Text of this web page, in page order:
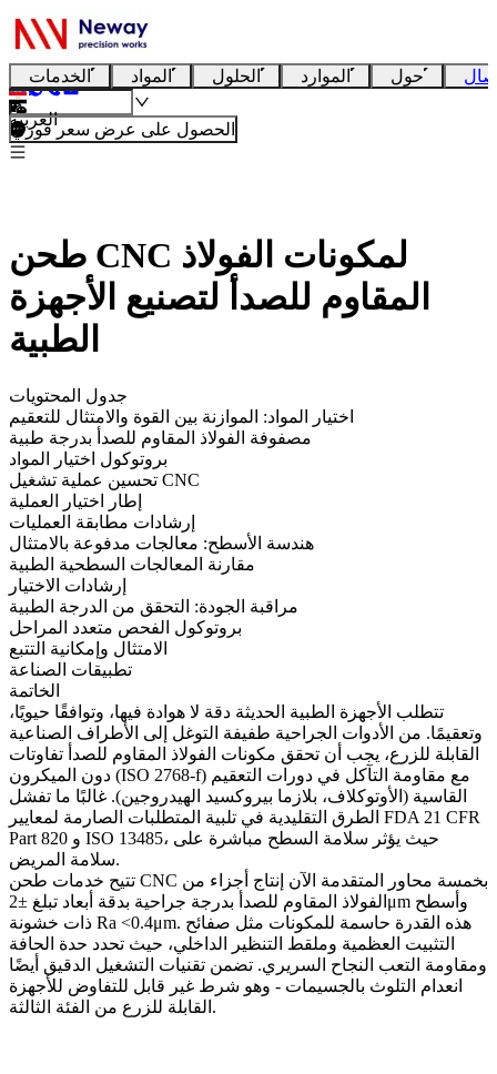
الخدمات المواد الحلول الموارد حول
العربية
الحصول على عرض سعر فوري
طحن CNC لمكونات الفولاذ
المقاوم للصدأ لتصنيع الأجهزة
الطبية
جدول المحتويات
اختيار المواد: الموازنة بين القوة والامتثال للتعقيم
مصفوفة الفولاذ المقاوم للصدأ بدرجة طبية
بروتوكول اختيار المواد
تحسين عملية تشغيل CNC
إطار اختيار العملية
إرشادات مطابقة العمليات
هندسة الأسطح: معالجات مدفوعة بالامتثال
مقارنة المعالجات السطحية الطبية
إرشادات الاختيار
مراقبة الجودة: التحقق من الدرجة الطبية
بروتوكول الفحص متعدد المراحل
الامتثال وإمكانية التتبع
تطبيقات الصناعة
الخاتمة
تتطلب الأجهزة الطبية الحديثة دقة لا هوادة فيها، وتوافقًا حيويًا،
وتعقيمًا. من الأدوات الجراحية طفيفة التوغل إلى الأطراف الصناعية
القابلة للزرع، يجب أن تحقق مكونات الفولاذ المقاوم للصدأ تفاوتات
دون الميكرون (ISO 2768-f) مع مقاومة التآكل في دورات التعقيم
القاسية (الأوتوكلاف، بلازما بيروكسيد الهيدروجين). غالبًا ما تفشل
الطرق التقليدية في تلبية المتطلبات الصارمة لمعايير FDA 21 CFR
Part 820 و ISO 13485، حيث يؤثر سلامة السطح مباشرة على
سلامة المريض.
تتيح
خدمات طحن CNC بخمسة محاور
المتقدمة الآن إنتاج أجزاء من
الفولاذ المقاوم للصدأ بدرجة جراحية بدقة أبعاد تبلغ ±2μm وأسطح
ذات خشونة Ra <0.4μm. هذه القدرة حاسمة للمكونات مثل صفائح
التثبيت العظمية وملقط التنظير الداخلي، حيث تحدد حدة الحافة
ومقاومة التعب النجاح السريري. تضمن تقنيات التشغيل الدقيق أيضًا
انعدام التلوث بالجسيمات - وهو شرط غير قابل للتفاوض للأجهزة
القابلة للزرع من الفئة الثالثة.